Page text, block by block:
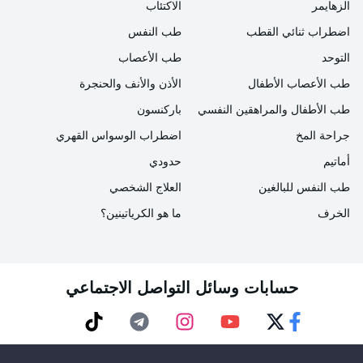
استخدام الموسيقى للأغراض العلاجية وأثبت أن استخدام
الموسيقى في علاج المرضى لا يزال مفيدًا.
في 9 ديسمبر 2007، حصل مستشفى NPISTANBUL
للأمراض النفسية والعصبية على جائزة "ماسة أماسيا
الذهبية" لمساهماته في استخدام الموسيقى التركية في
العلاج في الاجتماع السنوي لجمعية أماسيا الذي عقد في
فندق جواهر إسطنبول.
والعصبية على جائزة "جائزة أفضل ممارسات سلامة
المرضى" عن عمله في استقبال المرضى النفسيين ونقلهم
بسيارات الإسعاف في الاجتماع الذي عقدته جمعية
الزهايمر
اضطراب ثنائي القطب
التوحد
طب الأعصاب الأطفال
الاكتئاب
طب النفس
طب الأعصاب
الأذن والأنف والحنجرة
طب الأطفال والمراهقين النفسي
جراحة المخ
أماتيم
طب النفس للبالغين
الخرف
باركنسون
اضطراب الوسواس القهري
حدودي
العلاج الشخصي
ما هو الكرياتينين؟
حسابات وسائل التواصل الاجتماعي